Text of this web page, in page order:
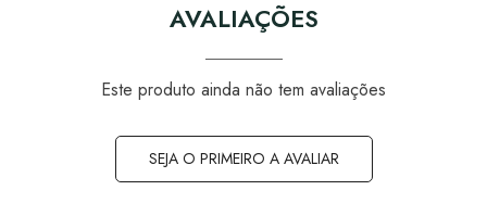
AVALIAÇÕES
Este produto ainda não tem avaliações
SEJA O PRIMEIRO A AVALIAR